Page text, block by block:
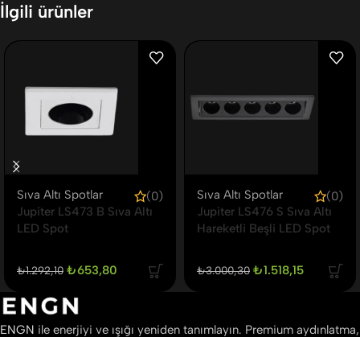
İlgili ürünler
Sıva Altı Spotlar
(0)
Jupiter LS473 B Sıva Altı
LED Spot
₺1.292,10 ₺653,80
Sıva Altı Spotlar
(0)
Jupiter LS476 S Sıva Altı
Hareketli Beşli LED Spot
₺3.000,30 ₺1.518,15
ENGN ile enerjiyi ve ışığı yeniden tanımlayın. Premium aydınlatma,